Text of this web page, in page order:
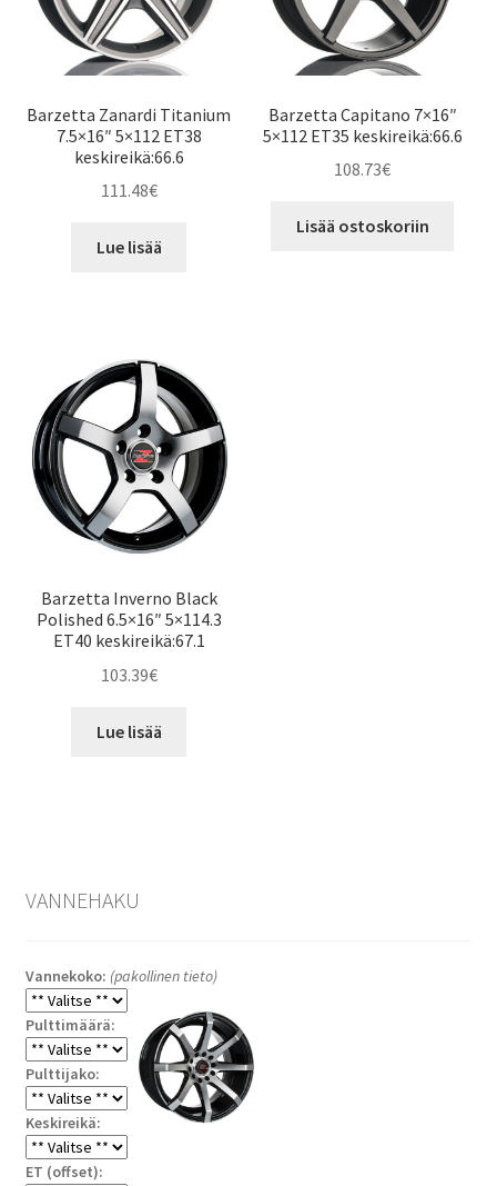
Barzetta Zanardi Titanium
7.5×16″ 5×112 ET38
keskireikä:66.6
111.48€
Lue lisää
Barzetta Capitano 7×16″
5×112 ET35 keskireikä:66.6
108.73€
Lisää ostoskoriin
Barzetta Inverno Black
Polished 6.5×16″ 5×114.3
ET40 keskireikä:67.1
103.39€
Lue lisää
VANNEHAKU
Vannekoko: (pakollinen tieto)
Pulttimäärä:
Pulttijako:
Keskireikä:
ET (offset):